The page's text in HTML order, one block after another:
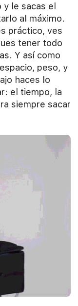
le sacas el
al máximo.
práctico, ves
tener todo
Y así como
peso, y
haces lo
el tiempo, la
siempre sacar